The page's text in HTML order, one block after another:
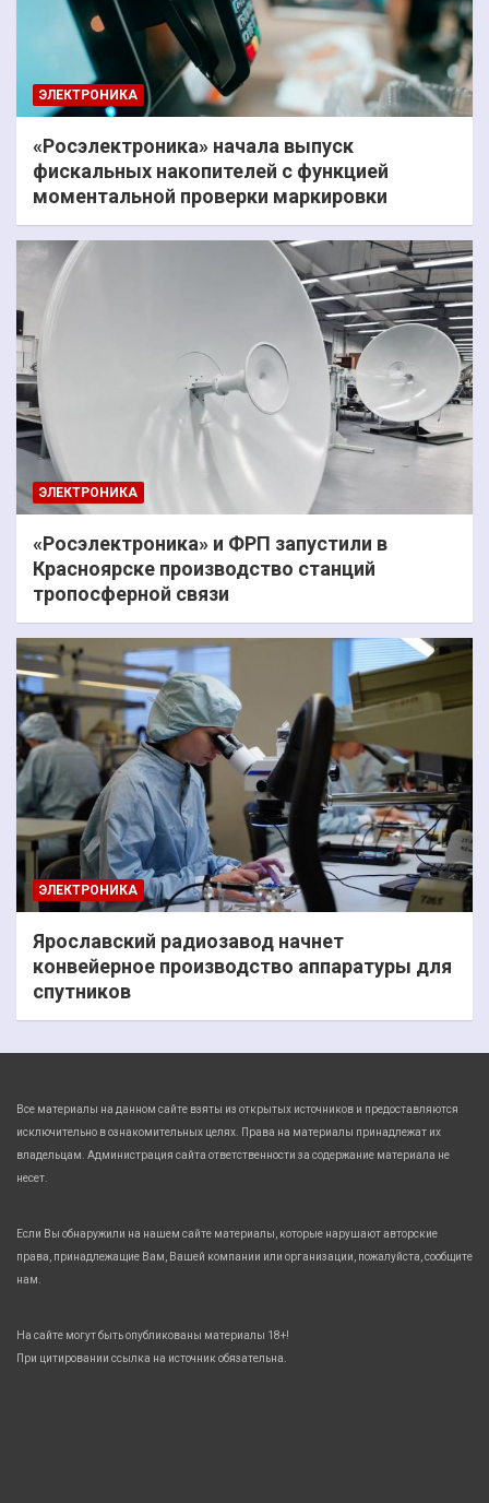
ЭЛЕКТРОНИКА
«Росэлектроника» начала выпуск
фискальных накопителей с функцией
моментальной проверки маркировки
ЭЛЕКТРОНИКА
«Росэлектроника» и ФРП запустили в
Красноярске производство станций
тропосферной связи
ЭЛЕКТРОНИКА
Ярославский радиозавод начнет
конвейерное производство аппаратуры для
спутников
Все материалы на данном сайте взяты из открытых источников и предоставляются
исключительно в ознакомительных целях. Права на материалы принадлежат их
владельцам. Администрация сайта ответственности за содержание материала не
несет.
Если Вы обнаружили на нашем сайте материалы, которые нарушают авторские
права, принадлежащие Вам, Вашей компании или организации, пожалуйста, сообщите
нам.
На сайте могут быть опубликованы материалы 18+!
При цитировании ссылка на источник обязательна.